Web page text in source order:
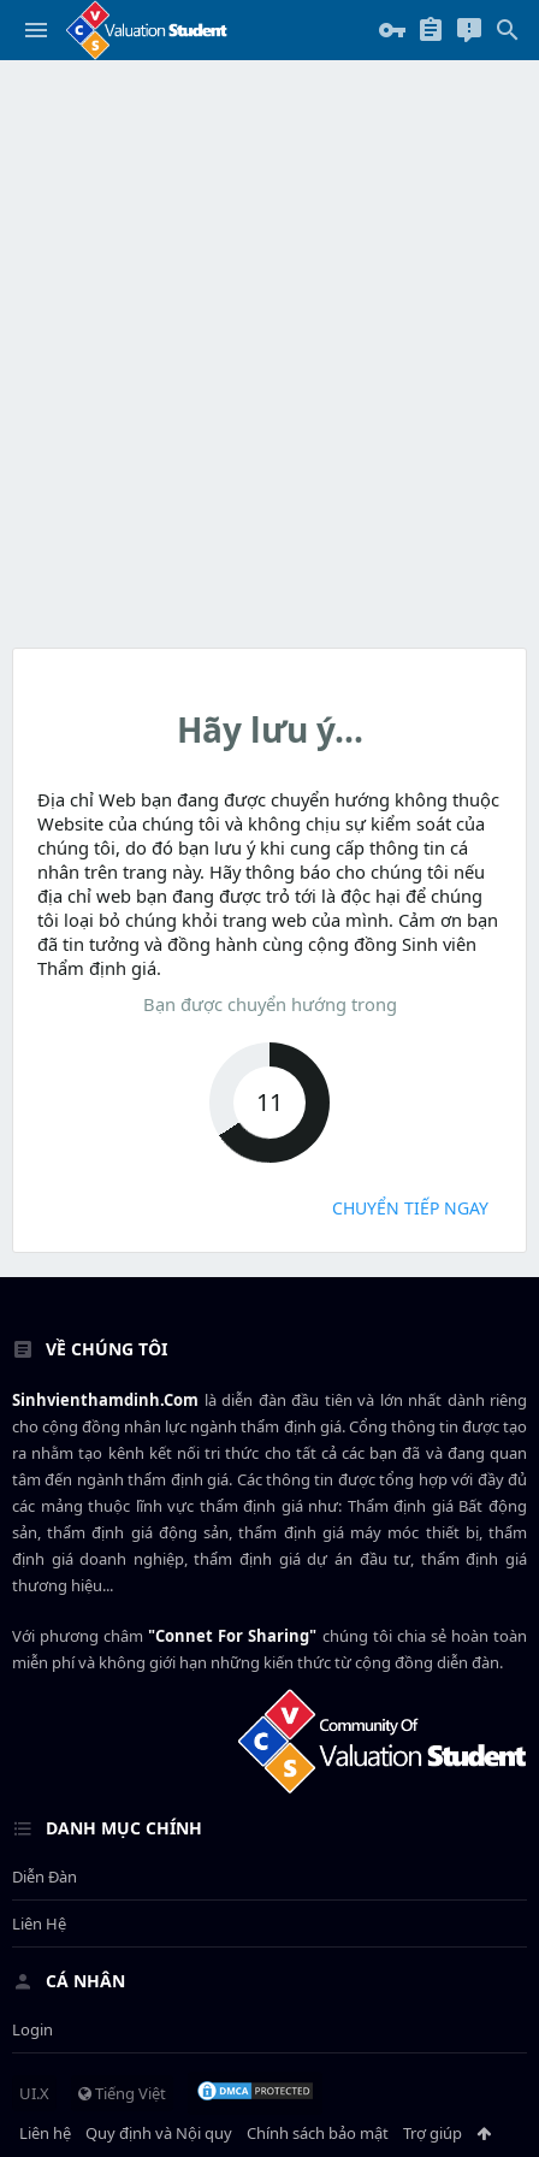
Hãy lưu ý...
Địa chỉ Web bạn đang được chuyển hướng không thuộc
Website của chúng tôi và không chịu sự kiểm soát của
chúng tôi, do đó bạn lưu ý khi cung cấp thông tin cá
nhân trên trang này. Hãy thông báo cho chúng tôi nếu
địa chỉ web bạn đang được trỏ tới là độc hại để chúng
tôi loại bỏ chúng khỏi trang web của mình. Cảm ơn bạn
đã tin tưởng và đồng hành cùng cộng đồng Sinh viên
Thẩm định giá.
Bạn được chuyển hướng trong
11
CHUYỂN TIẾP NGAY
VỀ CHÚNG TÔI
Sinhvienthamdinh.Com là diễn đàn đầu tiên và lớn nhất dành riêng
cho cộng đồng nhân lực ngànhthẩm định giá. Cổng thông tin được tạo
ra nhằm tạo kênh kết nối tri thức cho tất cả các bạn đã và đang quan
tâm đến ngành thẩm định giá. Các thông tin được tổng hợp với đầy đủ
các mảng thuộc lĩnh vực thẩm định giá như: Thẩm định giá Bất động
sản, thẩm định giá động sản, thẩm định giá máy móc thiết bị, thẩm
định giá doanh nghiệp, thẩm định giá dự án đầu tư, thẩm định giá
thương hiệu...
Với phương châm"Connet For Sharing" chúng tôi chia sẻ hoàn toàn
miễn phí và không giới hạn những kiến thức từ cộng đồng diễn đàn.
DANH MỤC CHÍNH
Diễn Đàn
Liên Hệ
CÁ NHÂN
Login
UI.X
Tiếng Việt
Liên hệ
Quy định và Nội quy Chính sách bảo mật Trợ giúp